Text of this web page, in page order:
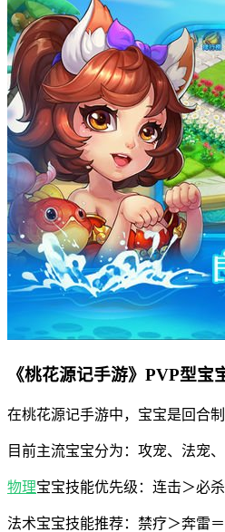
《桃花源记手游》PVP型宝
在桃花源记手游中，宝宝是回合
目前主流宝宝分为：攻宠、法宠
物理宝宝技能优先级：连击＞必
法术宝宝技能推荐：禁疗＞奔雷